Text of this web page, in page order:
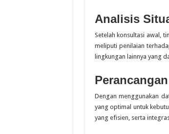
Analisis
Setelah konsultasi awal,
meliputi penilaian
lingkungan lainnya yang
Dengan menggunakan
yang optimal untuk
yang efisien, serta